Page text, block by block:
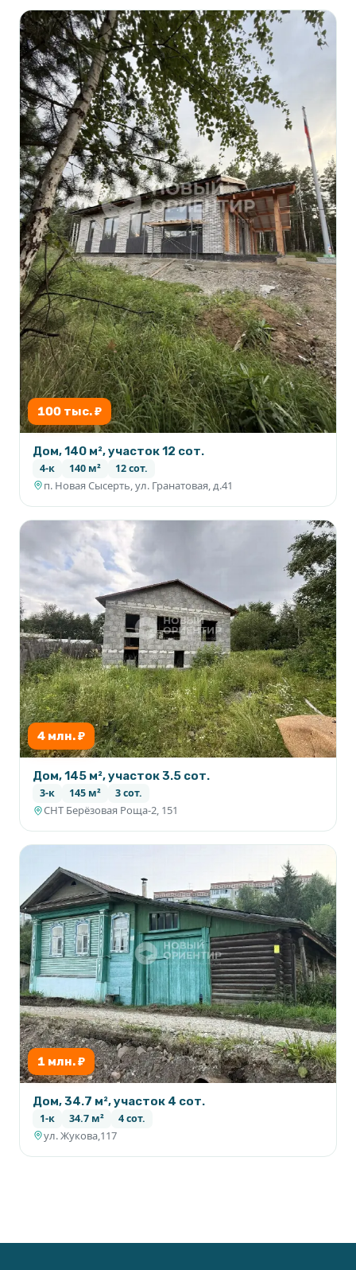
100 тыс. ₽
Дом, 140 м², участок 12 сот.
4-к 140 м² 12 сот.
п. Новая Сысерть, ул. Гранатовая, д.41
4 млн. ₽
Дом, 145 м², участок 3.5 сот.
3-к 145 м² 3 сот.
СНТ Берёзовая Роща-2, 151
1 млн. ₽
Дом, 34.7 м², участок 4 сот.
1-к 34.7 м² 4 сот.
ул. Жукова,117